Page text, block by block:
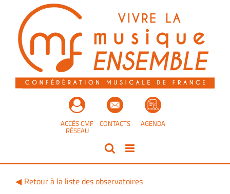
contenu
AGENDA
CONTACTS
ACCÈS CMF
RÉSEAU
Retour à la liste des observatoires